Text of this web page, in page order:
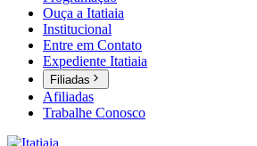
Ouça a Itatiaia
Institucional
Entre em Contato
Expediente Itatiaia
Filiadas
Afiliadas
Trabalhe Conosco